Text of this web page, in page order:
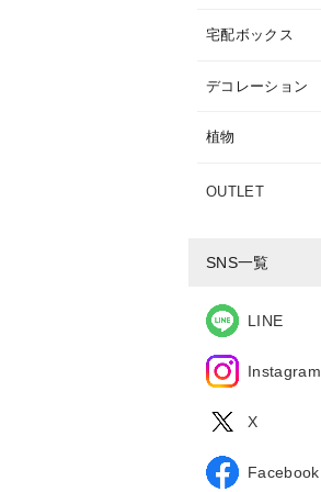
宅配ボックス
デコレーション
植物
OUTLET
SNS一覧
LINE
Instagram
X
Facebook